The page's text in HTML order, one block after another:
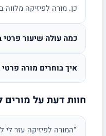
כן. מורה לפיזיקה
כמה עולה שיעור פרטי
איך בוחרים מורה פרטי
חוות דעת על מורים
"המורה לפיזיקה עזר לי